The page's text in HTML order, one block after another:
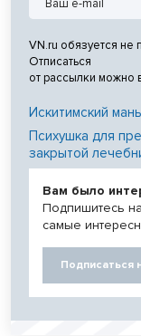
VN.ru обязуется не
Отписаться
от рассылки можно
Искитимский
Психушка для
закрытой
Вам было
Подпишитесь
самые
Подписаться